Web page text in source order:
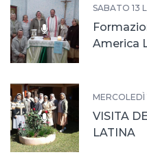
SABATO 13
America
MERCOLEDÌ
VISITA
LATINA